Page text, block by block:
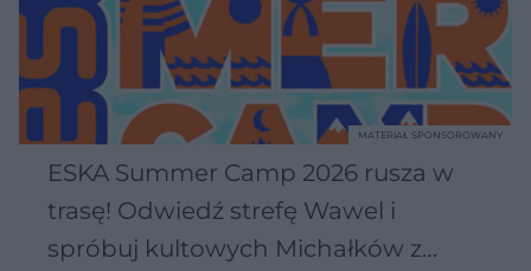
ESKA Summer Camp 2026 rusza w
trasę! Odwiedź strefę Wawel i
spróbuj kultowych Michałków z
MATERIAŁ SPONSOROWANY